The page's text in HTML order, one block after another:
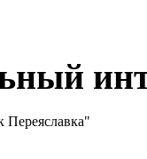
Переяславка"